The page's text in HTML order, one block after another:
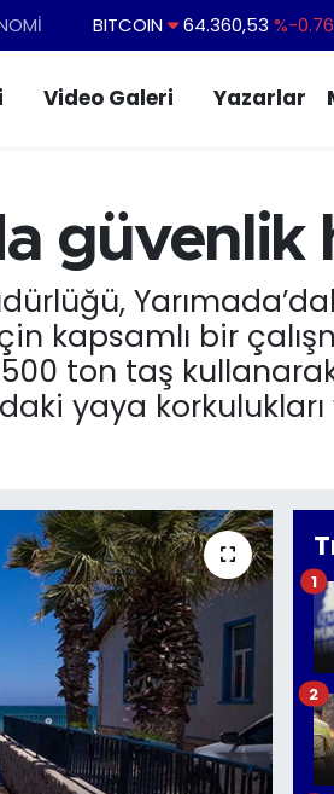
DOLAR 47,7143 %0.16
STERLİN
64,2463 %0.07
BITCOIN
64.360,53 %-0.76
Video Galeri Yazarlar
güvenlik
kapsamlı bir
ton taş
yaya
1
2